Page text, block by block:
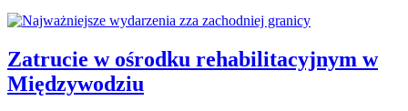
Zatrucie w ośrodku rehabilitacyjnym w
Międzywodziu